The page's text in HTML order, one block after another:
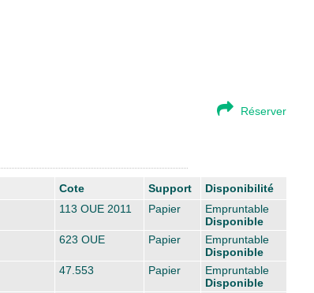
Réserver
Cote Support
Disponibilité
113 OUE 2011 Papier
Empruntable
Disponible
623 OUE Papier
Empruntable
Disponible
47.553 Papier
Empruntable
Disponible